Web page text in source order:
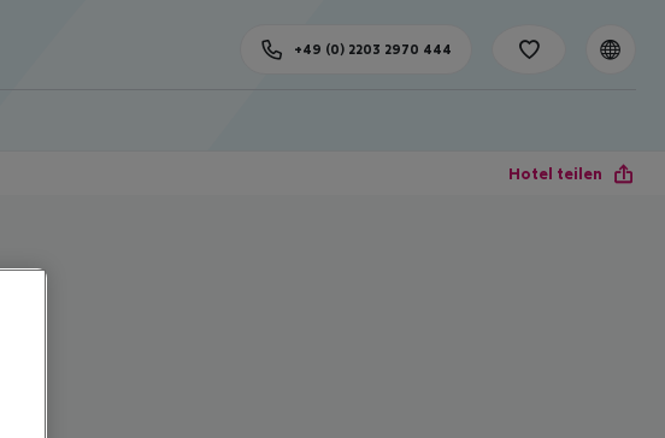
+49 (0) 2203 2970 444
Hotel teilen